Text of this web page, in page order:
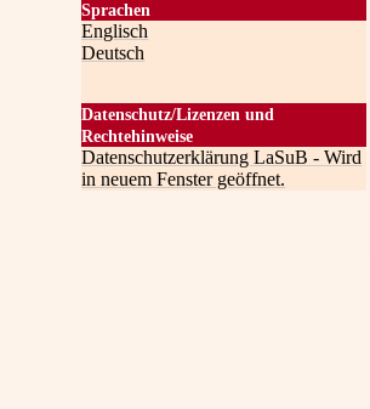
Sprachen
Englisch
Deutsch
Datenschutz/Lizenzen und
Rechtehinweise
Datenschutzerklärung LaSuB - Wird
in neuem Fenster geöffnet.